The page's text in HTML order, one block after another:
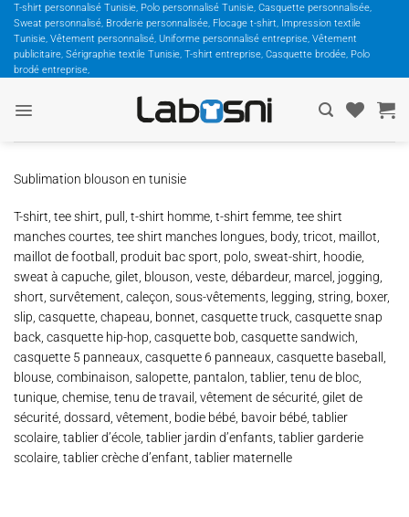
Passer
contenu
T-shirt personnalisé Tunisie, Polo personnalisé Tunisie, Casquette personnalisée,
Sweat personnalisé, Broderie personnalisée, Flocage t-shirt, Impression textile
Tunisie, Vêtement personnalisé, Uniforme personnalisé entreprise, Vêtement
publicitaire, Sérigraphie textile Tunisie, T-shirt entreprise, Casquette brodée, Polo
brodé entreprise,
Sublimation blouson en tunisie
T-shirt, tee shirt, pull, t-shirt homme, t-shirt femme, tee shirt
manches courtes, tee shirt manches longues, body, tricot, maillot,
maillot de football, produit bac sport, polo, sweat-shirt, hoodie,
sweat à capuche, gilet, blouson, veste, débardeur, marcel, jogging,
short, survêtement, caleçon, sous-vêtements, legging, string, boxer,
slip, casquette, chapeau, bonnet, casquette truck, casquette snap
back, casquette hip-hop, casquette bob, casquette sandwich,
casquette 5 panneaux, casquette 6 panneaux, casquette baseball,
blouse, combinaison, salopette, pantalon, tablier, tenu de bloc,
tunique, chemise, tenu de travail, vêtement de sécurité, gilet de
sécurité, dossard, vêtement, bodie bébé, bavoir bébé, tablier
scolaire, tablier d’école, tablier jardin d’enfants, tablier garderie
scolaire, tablier crèche d’enfant, tablier maternelle